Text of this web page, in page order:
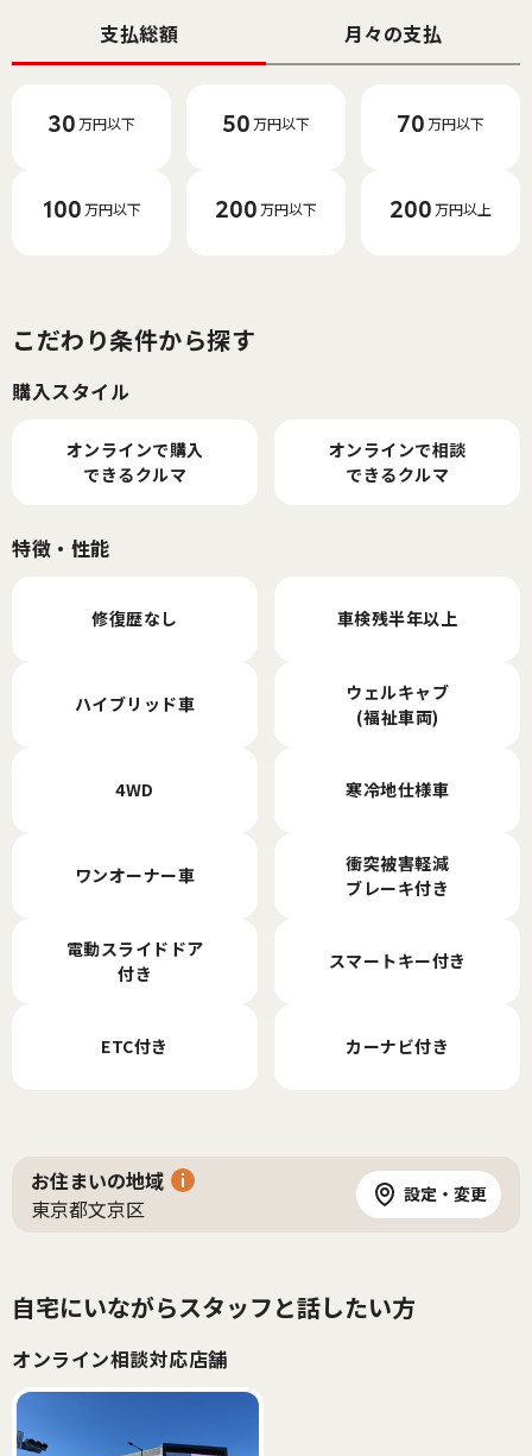
支払総額 月々の支払
30万円以下 50万円以下 70万円以下
100万円以下 200万円以下 200万円以上
こだわり条件から探す
購入スタイル
オンラインで購入
できるクルマ
オンラインで相談
できるクルマ
特徴・性能
修復歴なし 車検残半年以上
ハイブリッド車
ウェルキャブ
(福祉車両)
4WD 寒冷地仕様車
ワンオーナー車
衝突被害軽減
ブレーキ付き
電動スライドドア
付き
スマートキー付き
ETC付き カーナビ付き
お住まいの地域
東京都文京区
設定・変更
自宅にいながらスタッフと話したい方
オンライン相談対応店舗